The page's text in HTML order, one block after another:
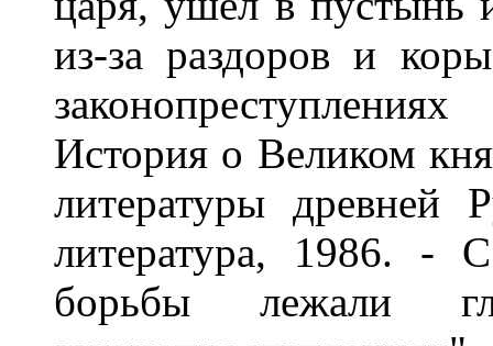
из-за раздоров и
История о Великом
литературы древней
литература, 1986. -
борьбы лежали